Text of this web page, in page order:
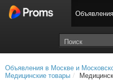
Объявления
Объявления в Москве и
Медицинские товары /